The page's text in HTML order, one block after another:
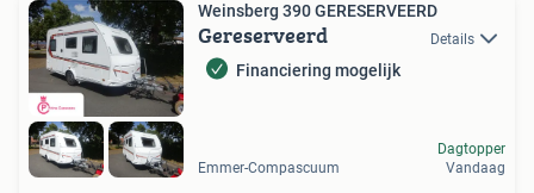
Weinsberg 390 GERESERVEERD
Gereserveerd Details
Financiering mogelijk
Emmer-Compascuum
Dagtopper
Vandaag